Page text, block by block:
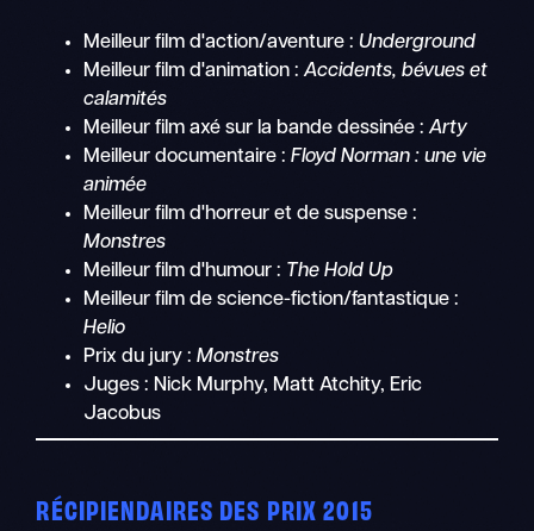
Meilleur film d'action/aventure : Underground
Meilleur film d'animation :Accidents, bévues et
calamités
Meilleur film axé sur la bande dessinée :Arty
Meilleur documentaire :Floyd Norman : une vie
animée
Meilleur film d'horreur et de suspense :
Monstres
Meilleur film d'humour : The Hold Up
Meilleur film de science-fiction/fantastique :
Helio
Prix du jury :Monstres
Juges : Nick Murphy, Matt Atchity, Eric
Jacobus
RÉCIPIENDAIRES DES PRIX 2015